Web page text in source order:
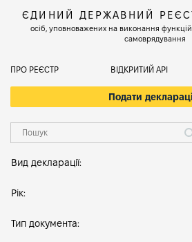
ЄДИНИЙ ДЕРЖАВНИЙ
осіб, уповноважених на виконання
самоврядування
ПРО РЕЄСТР ВІДКРИТИЙ АРІ
Подати
Вид декларації:
Рік:
Тип документа: